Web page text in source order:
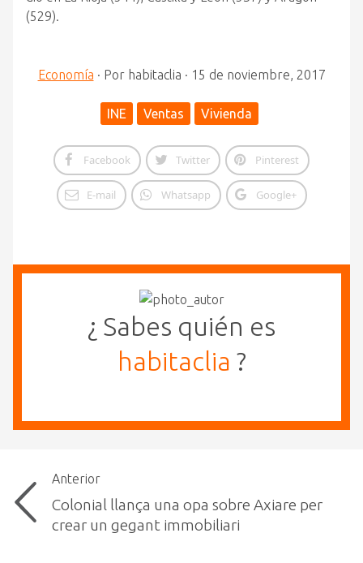
(529).
Economía · Por habitaclia · 15 de noviembre, 2017
INE Ventas Vivienda
Facebook Twitter Pinterest
E-mail Whatsapp Google+
¿ Sabes quién es
habitaclia ?
Anterior
Colonial llança una opa sobre Axiare per
crear un gegant immobiliari